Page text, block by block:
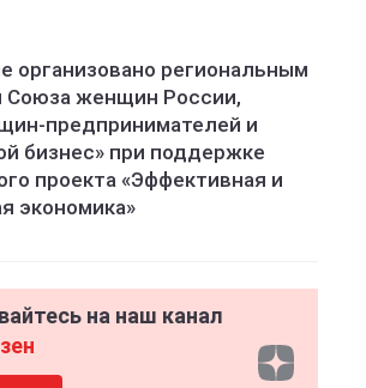
организовано региональным
Союза женщин России,
предпринимателей и
бизнес» при поддержке
проекта «Эффективная и
экономика»
на наш канал